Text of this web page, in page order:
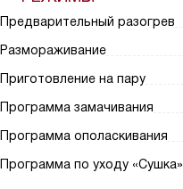
Предварительный разогрев
Размораживание
Приготовление на пару
Программа замачивания
Программа ополаскивания
Программа по уходу «Сушка»